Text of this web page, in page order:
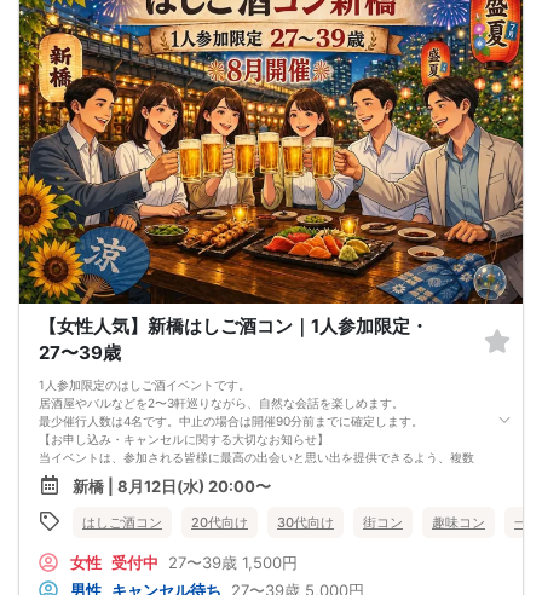
【今後の当主催イベントへのご参加を一切お断り（ブラックリスト登録）】の処
置を取らせていただきます。
「確実にご参加いただけるスケジュール」でのご予約、および皆様が気持ちよく
過ごせる大人のマナーへのご協力を、心よりお願い申し上げます。
【女性人気】新橋はしご酒コン｜1人参加限定・
27〜39歳
1人参加限定のはしご酒イベントです。
居酒屋やバルなどを2〜3軒巡りながら、自然な会話を楽しめます。
最少催行人数は4名です。中止の場合は開催90分前までに確定します。
【お申し込み・キャンセルに関する大切なお知らせ】
当イベントは、参加される皆様に最高の出会いと思い出を提供できるよう、複数
のWEB窓口（他サイト）でも同時に募集を行っており、全体の男女比のバランス
（1:1）をリアルタイムで調整しながら店舗の予約・準備を行っております。
そのため、ご予約の際は以下の2点について必ずご確認とご理解をお願い申し上げ
ます。
すべての窓口からのお申し込みを「完全先着順」で集計しております。そのた
め、オミカレで残枠表示があっても、他サイトで同時に枠が埋まった場合は、予
新橋 | 8月12日(水) 20:00〜
はしご酒コン 20代向け 30代向け 街コン 趣味コン 一
女性 受付中 27〜39歳 1,500円
男性 キャンセル待ち 27〜39歳 5,000円